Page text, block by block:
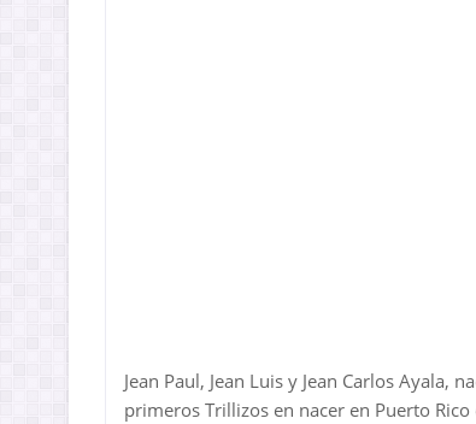
Jean Paul, Jean Luis y Jean Carlos Ayala,
primeros Trillizos en nacer en Puerto